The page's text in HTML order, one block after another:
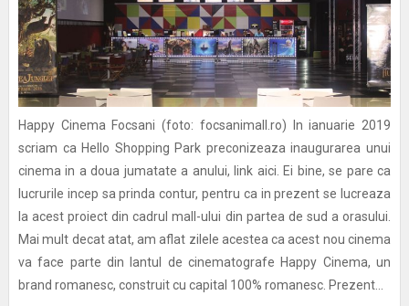
Happy Cinema Focsani (foto: focsanimall.ro) In ianuarie 2019
scriam ca Hello Shopping Park preconizeaza inaugurarea unui
cinema in a doua jumatate a anului, link aici. Ei bine, se pare ca
lucrurile incep sa prinda contur, pentru ca in prezent se lucreaza
la acest proiect din cadrul mall-ului din partea de sud a orasului.
Mai mult decat atat, am aflat zilele acestea ca acest nou cinema
va face parte din lantul de cinematografe Happy Cinema, un
brand romanesc, construit cu capital 100% romanesc. Prezent...